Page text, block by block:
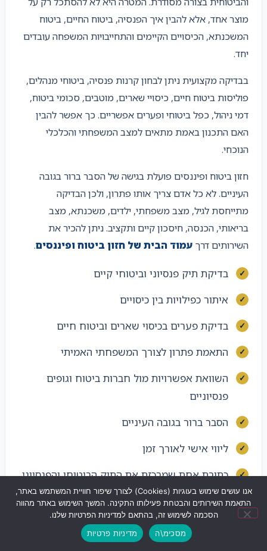
מוצר אחד, אלא להבין איך הפנסיה, ביטוח החיים, ביטוח
המשכנתא, הכיסויים הקיימים והתחייבויות המשפחה עובדים
יחד.
בבדיקה מקצועית ניתן לבחון קרנות פנסיה, ביטוחי מנהלים,
פוליסות ביטוח חיים, כיסויי שארים, מוטבים, סכומי ביטוח,
דמי ניהול, כפל ביטוחי ופערים אפשריים. כך אפשר להבין
האם התכנון באמת מתאים למצב המשפחתי והכלכלי
הנוכחי.
חזון ביטוח ופיננסים פועלת בגישה של הסבר ברור בגובה
העיניים. לא כל אדם צריך אותו פתרון, ולכן הבדיקה
מתייחסת לגיל, מצב משפחתי, ילדים, משכנתא, מצב
בריאותי, הכנסה, חיסכון קיים ותקציב. ניתן להכיר את
השירותים דרך עמוד הבית של חזון ביטוח ופיננסים.
בדיקת תיק פנסיוני וביטוחי קיים
איתור כפילויות בין כיסויים
בדיקת פערים בכיסוי שארים וביטוח חיים
התאמת פתרון לצורך המשפחתי האמיתי
השוואת אפשרויות מול חברות ביטוח וגופים
פנסיוניים
הסבר ברור בגובה העיניים
ליווי אישי לאורך זמן
כתובת אחת שמרכזת את התיק הביטוחי והפנסיוני
התאמה לשינויים בחיים לאורך זמן
לחצו לחיוג
אנו עושים שימוש בעוגיות (Cookies) לצורך שיפור חוויית המשתמש באתר,
התאמת השירותים והבטחת פעילותו התקינה. המשך השימוש באתר מהווה
הסכמה לשימוש זה, בהתאם למדיניות הפרטיות שלנו.
מסכימ\ה
מדיניות פרטיות